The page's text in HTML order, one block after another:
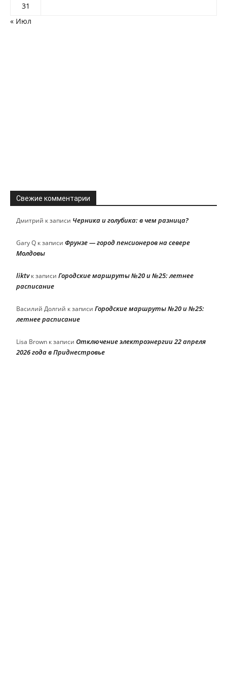
31
« Июл
Свежие комментарии
Дмитрий к записи Черника и голубика: в чем разница?
Gary Q к записи Фрунзе — город пенсионеров на севере
Молдовы
liktvк записи Городские маршруты №20 и №25: летнее
расписание
Василий Долгий к записи Городские маршруты №20 и №25:
летнее расписание
Lisa Brown к записи Отключение электроэнергии 22 апреля
2026 года в Приднестровье